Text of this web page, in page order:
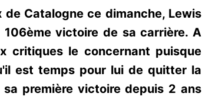
de Catalogne ce dimanche, Lewis
victoire de sa carrière. A
critiques le concernant puisque
est temps pour lui de quitter la
sa première victoire depuis 2 ans